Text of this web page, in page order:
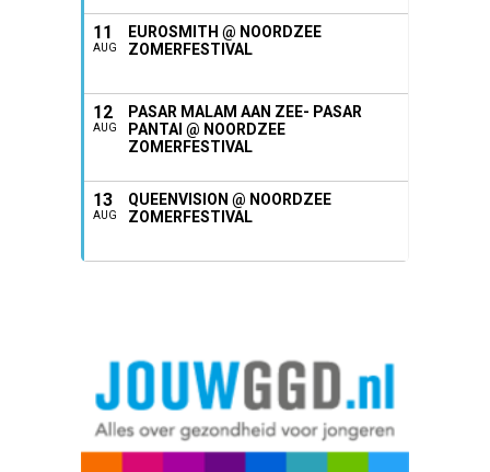
11
AUG
EUROSMITH @ NOORDZEE
ZOMERFESTIVAL
12
AUG
PASAR MALAM AAN ZEE- PASAR
PANTAI @ NOORDZEE
ZOMERFESTIVAL
13
AUG
QUEENVISION @ NOORDZEE
ZOMERFESTIVAL